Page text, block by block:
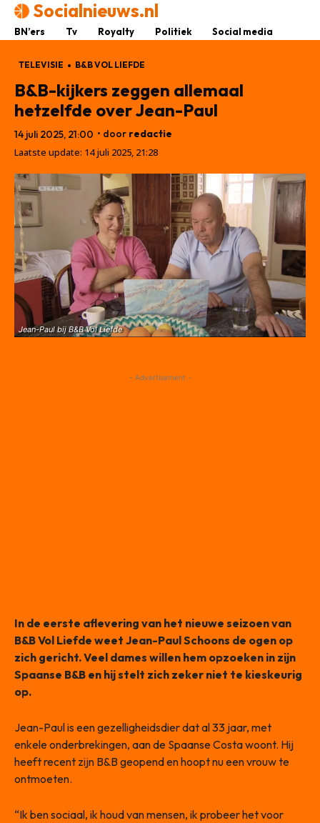
Socialnieuws.nl
BN’ers Tv Royalty Politiek Social media
TELEVISIE B&B VOL LIEFDE
B&B-kijkers zeggen allemaal
hetzelfde over Jean-Paul
14 juli 2025, 21:00 • door redactie
Laatste update: 14 juli 2025, 21:28
Jean-Paul bij B&B Vol Liefde
- Advertisement -
In de eerste aflevering van het nieuwe seizoen van
B&B Vol Liefde weet Jean-Paul Schoons de ogen op
zich gericht. Veel dames willen hem opzoeken in zijn
Spaanse B&B en hij stelt zich zeker niet te kieskeurig
op.
Jean-Paul is een gezelligheidsdier dat al 33 jaar, met
enkele onderbrekingen, aan de Spaanse Costa woont. Hij
heeft recent zijn B&B geopend en hoopt nu een vrouw te
ontmoeten.
“Ik ben sociaal, ik houd van mensen, ik probeer het voor